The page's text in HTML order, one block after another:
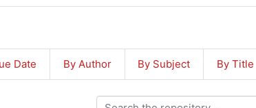
Date By Author By Subject By Title